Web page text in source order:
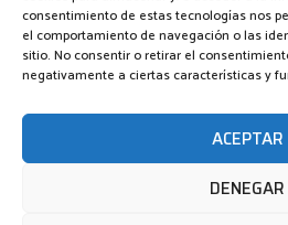
consentimiento de estas tecnologías nos
el comportamiento de navegación o las
sitio. No consentir o retirar el
negativamente a ciertas características y
ACEPTAR
DENEGAR
EMAIL: INFO@CLIMARENOVA.ES
TELÉFONO: +34 661 23 13 64